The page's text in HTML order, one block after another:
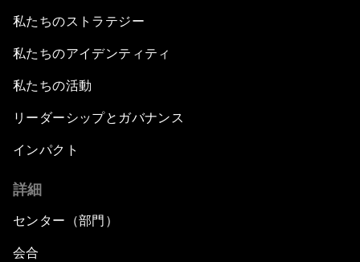
私たちのストラテジー
私たちのアイデンティティ
私たちの活動
リーダーシップとガバナンス
インパクト
詳細
センター（部門）
会合